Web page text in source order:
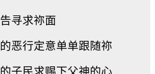
寻求祢面
恶行定意单单跟随祢
子民求赐下父神的心